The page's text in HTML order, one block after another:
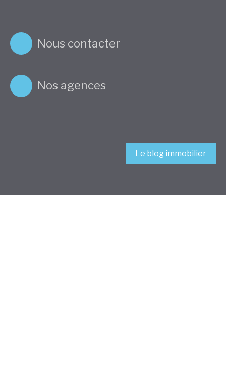
Nous contacter
Nos agences
Le blog immobilier